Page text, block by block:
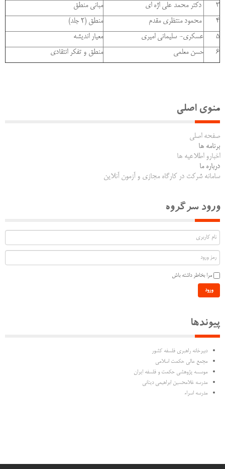
3
دکتر محمد علی اژه ای
مبانی منطق
4
محمود منتظری مقدم
منطق (2 جلد)
5
عسکری- سلیمانی امیری
معیار اندیشه
6
حسن معلمی منطق و تفکر انتقادی
منوی اصلی
صفحه اصلی
برنامه ها
اخبارو اطلاعیه ها
درباره ما
سامانه شرکت در کارگاه مجازی و آزمون آنلاین
ورود سرگروه
مرا بخاطر داشته باش
ورود
پیوندها
دبیرخانه راهبری فلسفه کشور
مجمع عالی حکمت اسلامی
موسسه پژوهشی حکمت و فلسفه ایران
مدرسه غلامحسین ابراهیمی دینانی
مدرسه اسراء